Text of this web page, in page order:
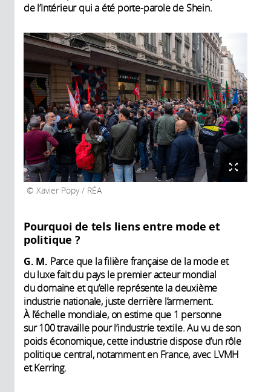
de l’Intérieur qui a été porte-parole de Shein.
Xavier Popy / RÉA
Pourquoi de tels liens entre mode et
politique ?
G. M. Parce que la filière française de la mode et
du luxe fait du pays le premier acteur mondial
du domaine et qu’elle représente la deuxième
industrie nationale, juste derrière l’armement.
À l’échelle mondiale, on estime que 1 personne
sur 100 travaille pour l’industrie textile. Au vu de son
poids économique, cette industrie dispose d’un rôle
politique central, notamment en France, avec LVMH
et Kerring.